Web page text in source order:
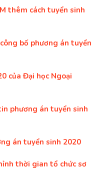
thêm cách tuyển sinh
bố phương án tuyển
của Đại học Ngoại
phương án tuyển sinh
án tuyển sinh 2020
thời gian tổ chức sơ